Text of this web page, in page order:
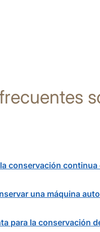
conservación
una máquina
para la conservación